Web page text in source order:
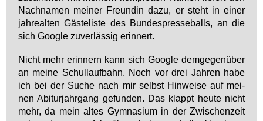
Nach­na­men mei­ner Freun­din da­zu, er steht in ei­ner
jah­real­ten Gäs­te­lis­te des Bun­des­pres­se­balls, an die
sich Goog­le zu­ver­läs­sig er­in­nert.
Nicht mehr er­in­nern kann sich Goog­le dem­ge­gen­über
an mei­ne Schul­lauf­bahn. Noch vor drei Jah­ren ha­be
ich bei der Su­che nach mir selbst Hin­wei­se auf mei­
nen Ab­itur­jahr­gang ge­fun­den. Das klappt heu­te nicht
mehr, da mein al­tes Gym­na­si­um in der Zwi­schen­zeit